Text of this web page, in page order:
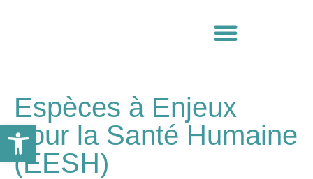
Espèces à Enjeux
pour la Santé Humaine
(EESH)
Ouvrir la barre d’outils